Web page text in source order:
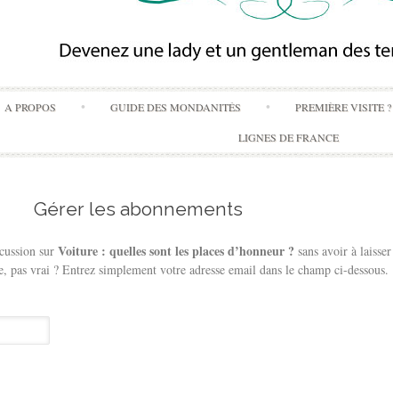
Skip
to
content
A PROPOS GUIDE DES MONDANITÉS PREMIÈRE VISITE ?
LIGNES DE FRANCE
Gérer les abonnements
sur Voiture : quelles sont les places d’honneur ? sans avoir à laisser
pas vrai ? Entrez simplement votre adresse email dans le champ ci-dessous.